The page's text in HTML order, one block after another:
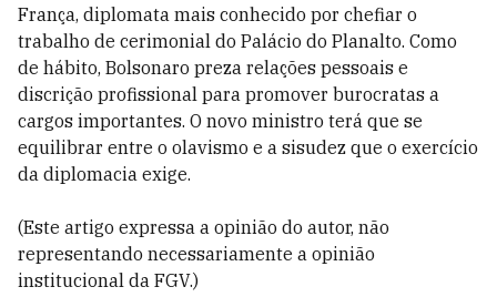
França, diplomata mais conhecido por chefiar o
trabalho de cerimonial do Palácio do Planalto. Como
de hábito, Bolsonaro preza relações pessoais e
discrição profissional para promover burocratas a
cargos importantes. O novo ministro terá que se
equilibrar entre o olavismo e a sisudez que o exercício
da diplomacia exige.
(Este artigo expressa a opinião do autor, não
representando necessariamente a opinião
institucional da FGV.)